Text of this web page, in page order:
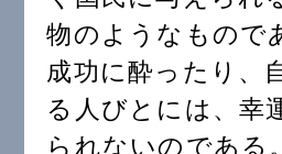
物のようなもので
成功に酔ったり、
る人びとには、幸
られないのである